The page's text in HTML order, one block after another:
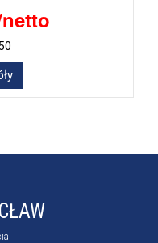
netto